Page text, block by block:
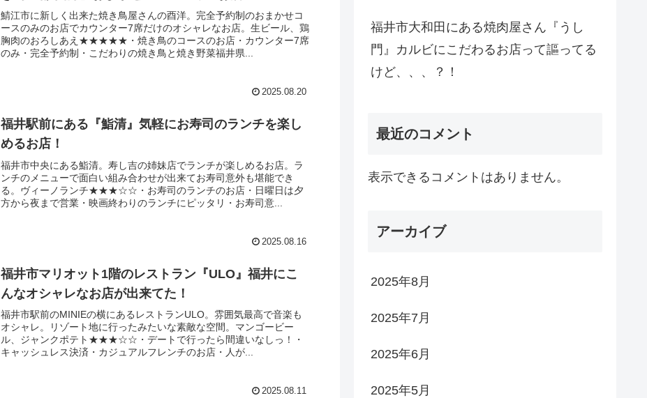
鯖江市に新しく出来た焼き鳥屋さんの酉洋。完全予約制のおまかせコ
ースのみのお店でカウンター7席だけのオシャレなお店。生ビール、鶏
胸肉のおろしあえ★★★★★・焼き鳥のコースのお店・カウンター7席
のみ・完全予約制・こだわりの焼き鳥と焼き野菜福井県...
2025.08.20
福井駅前にある『鮨清』気軽にお寿司のランチを楽し
めるお店！
福井市中央にある鮨清。寿し吉の姉妹店でランチが楽しめるお店。ラ
ンチのメニューで面白い組み合わせが出来てお寿司意外も堪能でき
る。ヴィーノランチ★★★☆☆・お寿司のランチのお店・日曜日は夕
方から夜まで営業・映画終わりのランチにピッタリ・お寿司意...
2025.08.16
福井市マリオット1階のレストラン『ULO』福井にこ
んなオシャレなお店が出来てた！
福井市駅前のMINIEの横にあるレストランULO。雰囲気最高で音楽も
オシャレ。リゾート地に行ったみたいな素敵な空間。マンゴービー
ル、ジャンクポテト★★★☆☆・デートで行ったら間違いなしっ！・
キャッシュレス決済・カジュアルフレンチのお店・人が...
2025.08.11
福井市大和田にある焼肉屋さん『うし
門』カルビにこだわるお店って謳ってる
けど、、、？！
最近のコメント
表示できるコメントはありません。
アーカイブ
2025年8月
2025年7月
2025年6月
2025年5月